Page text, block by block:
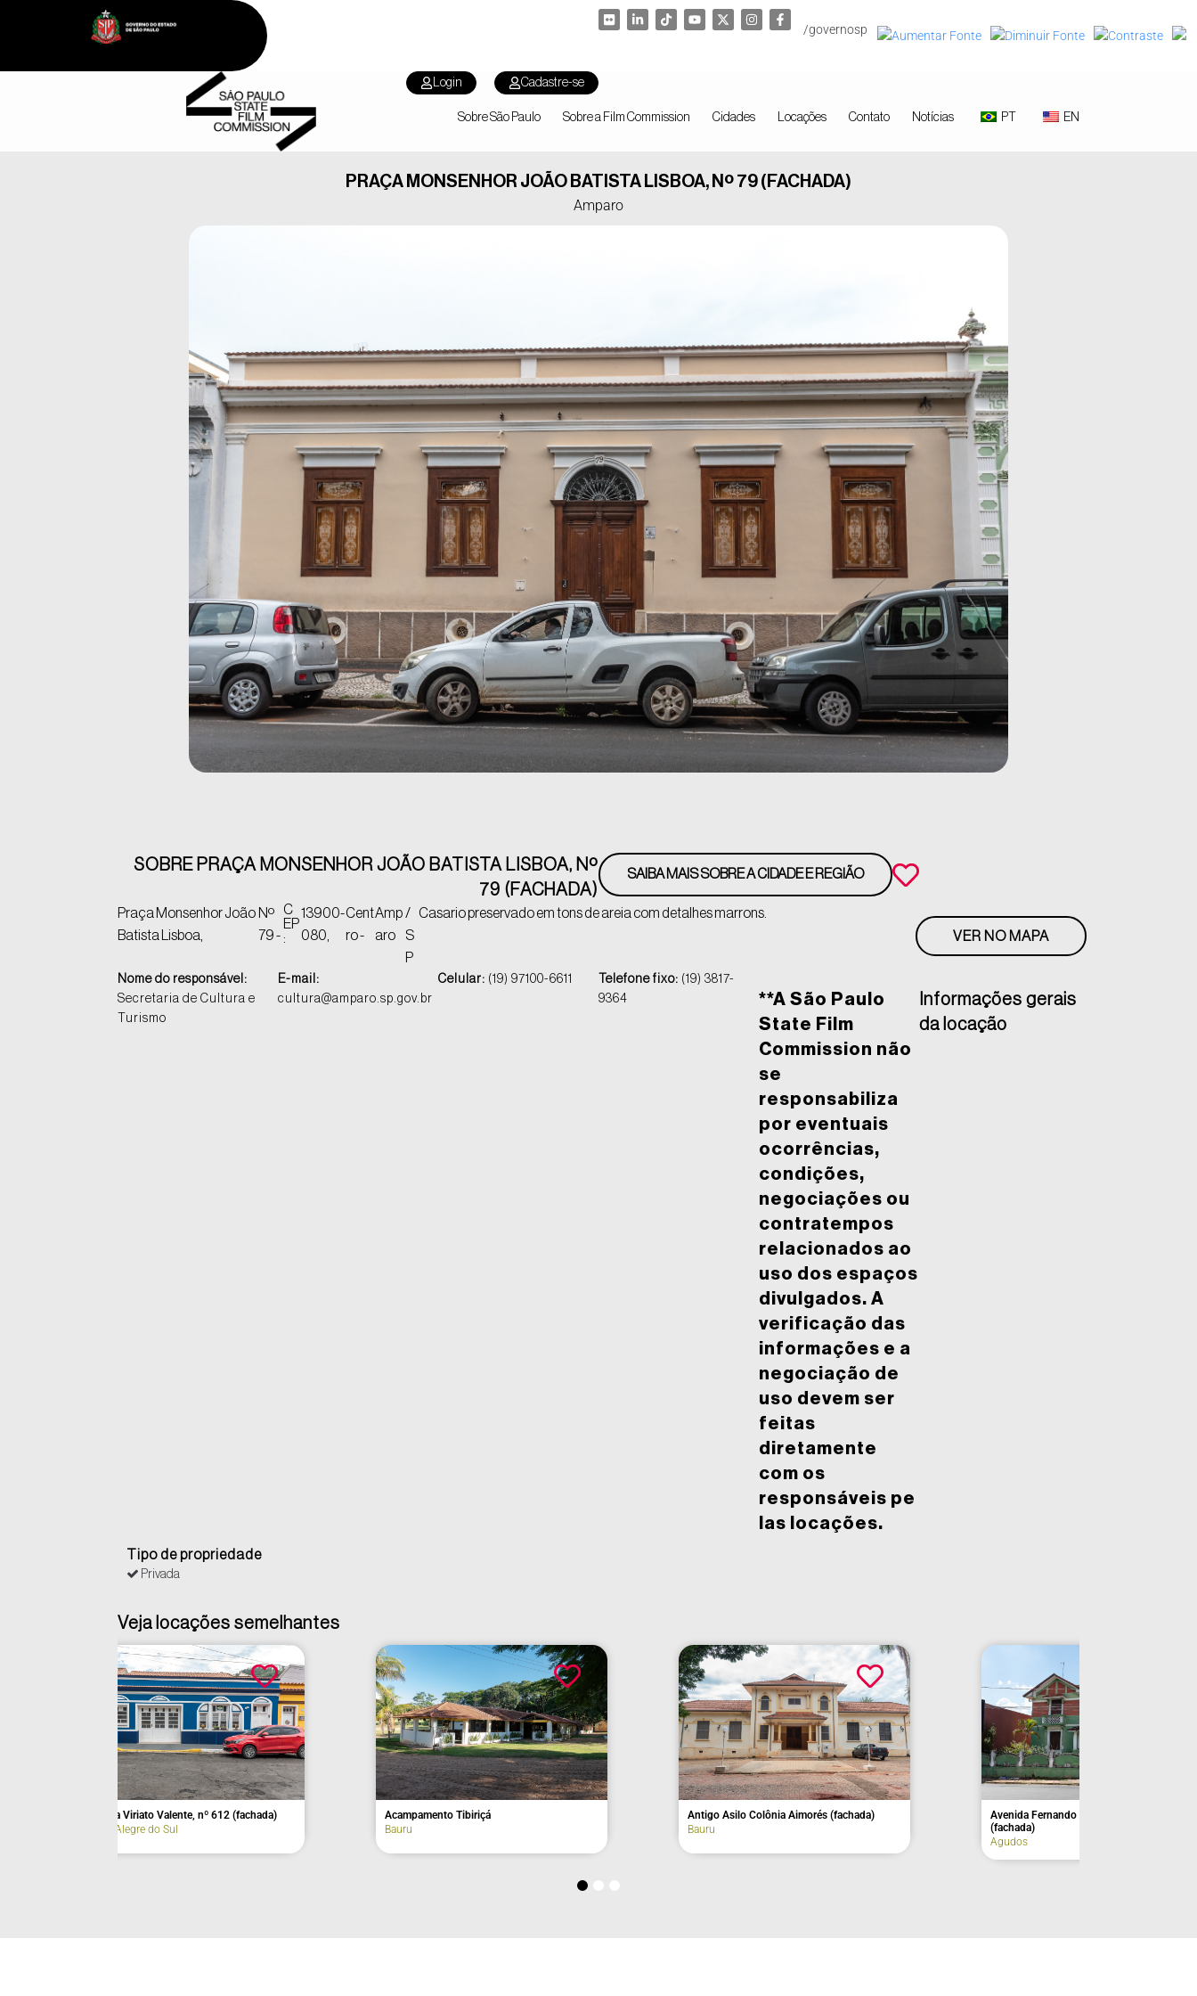
/governosp
Login Cadastre-se
Sobre São Paulo Sobre a Film Commission Cidades Locações Contato Notícias PT EN
PRAÇA MONSENHOR JOÃO BATISTA LISBOA, Nº 79 (FACHADA)
Amparo
SOBRE PRAÇA MONSENHOR JOÃO BATISTA LISBOA, Nº
79 (FACHADA)
SAIBA MAIS SOBRE A CIDADE E REGIÃO
Praça Monsenhor João
Batista Lisboa,
Nº
79 -
C
EP
:
13900-
080,
Cent
ro -
Amp
aro
/
S
P
Casario preservado em tons de areia com detalhes marrons.
VER NO MAPA
Nome do responsável:
Secretaria de Cultura e
Turismo
E-mail:
cultura@amparo.sp.gov.br
Celular: (19) 97100-6611 Telefone fixo: (19) 3817-
9364
**A São Paulo
State Film
Commission não
se
responsabiliza
por eventuais
ocorrências,
condições,
negociações ou
contratempos
relacionados ao
uso dos espaços
divulgados. A
verificação das
informações e a
negociação de
uso devem ser
feitas
diretamente
com os
responsáveis pe
las locações.
Informações gerais
da locação
Tipo de propriedade
Privada
Veja locações semelhantes
Avenida Viriato Valente, nº 612 (fachada)
Monte Alegre do Sul
Acampamento Tibiriçá
Antigo Asilo Colônia Aimorés (fachada)
Avenida Fernando Machado, nº 221